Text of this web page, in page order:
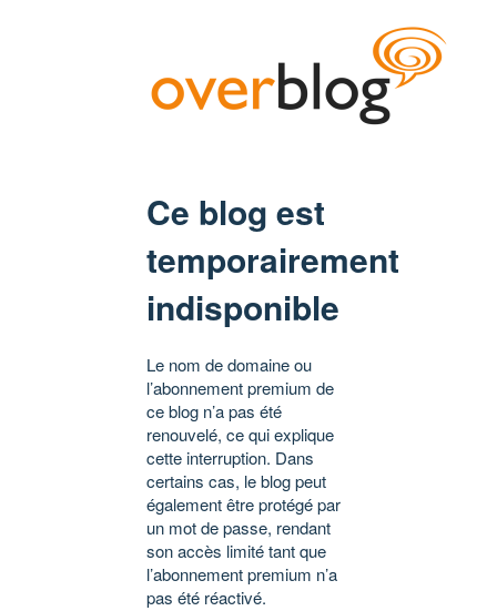
Ce blog est
temporairement
indisponible
Le nom de domaine ou
l’abonnement premium de
ce blog n’a pas été
renouvelé, ce qui explique
cette interruption. Dans
certains cas, le blog peut
également être protégé par
un mot de passe, rendant
son accès limité tant que
l’abonnement premium n’a
pas été réactivé.